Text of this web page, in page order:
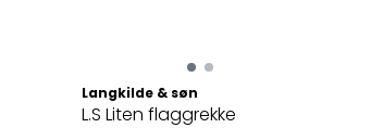
Langkilde & søn
L.S Liten flaggrekke